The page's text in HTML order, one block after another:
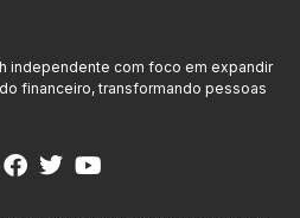
independente com foco em expandir
financeiro, transformando pessoas